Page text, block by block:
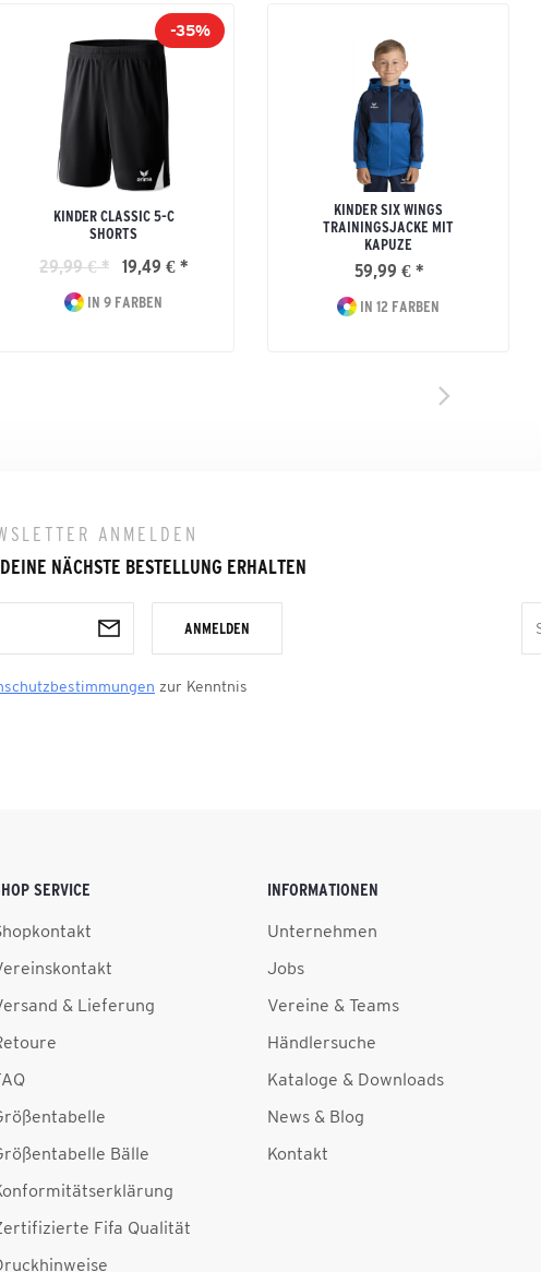
-35%
KINDER CLASSIC 5-C
SHORTS
29,99 € * 19,49 € *
IN 9 FARBEN
KINDER SIX WINGS
TRAININGSJACKE MIT
KAPUZE
59,99 € *
IN 12 FARBEN
ANMELDEN
NÄCHSTE BESTELLUNG ERHALTEN
ANMELDEN
zur Kenntnis
SERVICE
& Lieferung
Bälle
Fifa Qualität
INFORMATIONEN
Unternehmen
Jobs
Vereine & Teams
Händlersuche
Kataloge & Downloads
News & Blog
Kontakt